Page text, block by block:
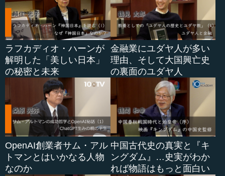
ラフカディオ・ハーンが
解明した「美しい日本」
の秘密と未来
金融業にユダヤ人が多い
理由、そして大国興亡史
の裏面のユダヤ人
OpenAI創業者サム・アル
トマンとはいかなる人物
なのか
中国古代史の真実と『キ
ングダム』…史実がわか
れば物語はもっと面白い